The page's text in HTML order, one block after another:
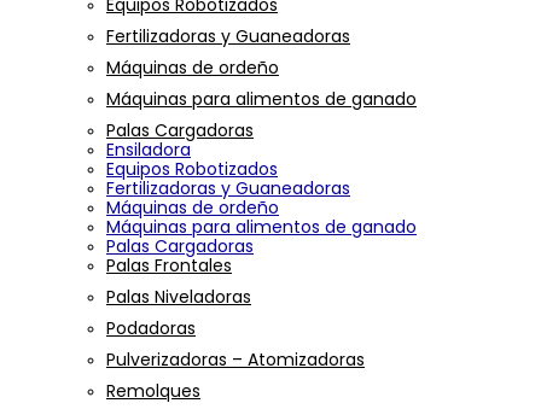
Equipos Robotizados
Fertilizadoras y Guaneadoras
Máquinas de ordeño
Máquinas para alimentos de ganado
Palas Cargadoras
Ensiladora
Equipos Robotizados
Fertilizadoras y Guaneadoras
Máquinas de ordeño
Máquinas para alimentos de ganado
Palas Cargadoras
Palas Frontales
Palas Niveladoras
Podadoras
Pulverizadoras – Atomizadoras
Remolques